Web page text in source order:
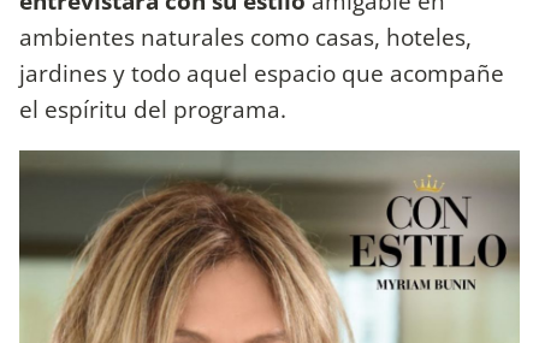
ambientes naturales como casas, hoteles,
jardines y todo aquel espacio que acompañe
el espíritu del programa.